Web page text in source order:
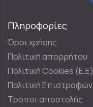
Πληροφορίες
Όροι χρήσης
Πολιτική απορρήτου
Πολιτική Cookies (E.E)
Πολιτική Επιστροφών
Τρόποι αποστολής